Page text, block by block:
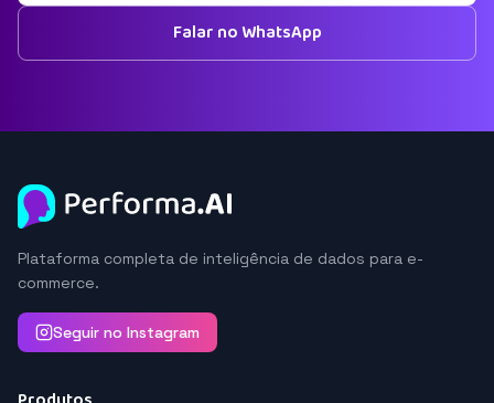
Falar no WhatsApp
Plataforma completa de inteligência de dados para e-
commerce.
Seguir no Instagram